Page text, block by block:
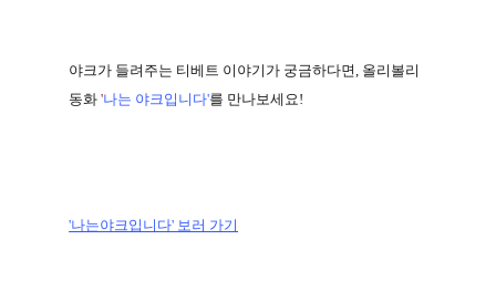
야크가 들려주는 티베트 이야기가 궁금하다면, 올리볼리
동화'나는 야크입니다'를 만나보세요!
'나는야크입니다' 보러 가기